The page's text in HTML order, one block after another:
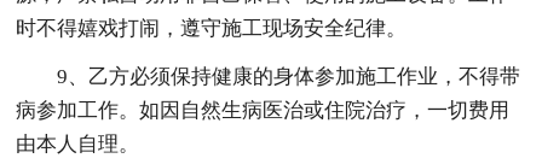
时不得嬉戏打闹，遵守施工现场安全纪律。
9、乙方必须保持健康的身体参加施工作业，不得带
病参加工作。如因自然生病医治或住院治疗，一切费用
由本人自理。